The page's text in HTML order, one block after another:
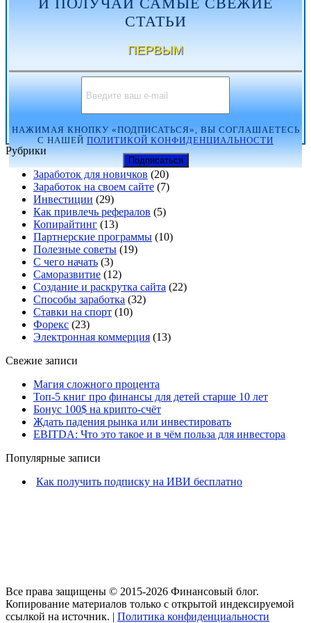
СТАТЬИ
ПЕРВЫМ
НАЖИМАЯ КНОПКУ «ПОДПИСАТЬСЯ», ВЫ СОГЛАШАЕТЕСЬ
С НАШЕЙ ПОЛИТИКОЙ КОНФИДЕНЦИАЛЬНОСТИ
Рубрики
Заработок для новичков (20)
Заработок на своем сайте (7)
Инвестиции (29)
Как привлечь рефералов (5)
Копирайтинг (13)
Партнерские программы (10)
Полезные советы (19)
С чего начать (3)
Саморазвитие (12)
Создание и раскрутка сайта (22)
Способы заработка (32)
Ставки на спорт (10)
Форекс (23)
Электронная коммерция (13)
Свежие записи
Магия сложного процента
Топ-5 книг про финансы для детей старше 10 лет
Бонус 100$ на крипто-счёт
​Ждать падения рынка или инвестировать
​EBITDA: Что это такое и в чём польза для инвестора
Популярные записи
Как получить подписку на ИВИ бесплатно
Все права защищены © 2015-2026 Финансовый блог.
Копирование материалов только с открытой индексируемой
ссылкой на источник. | Политика конфиденциальности